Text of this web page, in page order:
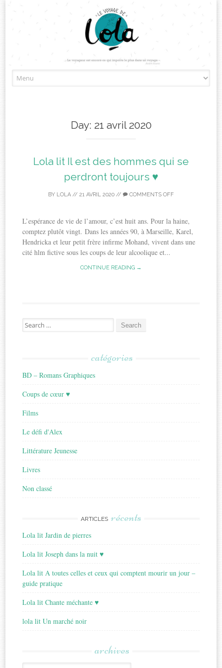
to
Day: 21 avril 2020
Lola lit Il est des hommes qui se
perdront toujours ♥
BY LOLA // 21 AVRIL 2020 // COMMENTS OFF
L’espérance de vie de l’amour, c’est huit ans. Pour la haine,
comptez plutôt vingt. Dans les années 90, à Marseille, Karel,
Hendricka et leur petit frère infirme Mohand, vivent dans une
cité hlm fictive sous les coups de leur alcoolique et...
CONTINUE READING →
Search
for:
catégories
BD – Romans Graphiques
Coups de cœur ♥
Films
Le défi d'Alex
Littérature Jeunesse
Livres
Non classé
ARTICLES récents
Lola lit Jardin de pierres
Lola lit Joseph dans la nuit ♥
Lola lit A toutes celles et ceux qui comptent mourir un jour –
guide pratique
Lola lit Chante méchante ♥
lola lit Un marché noir
archives